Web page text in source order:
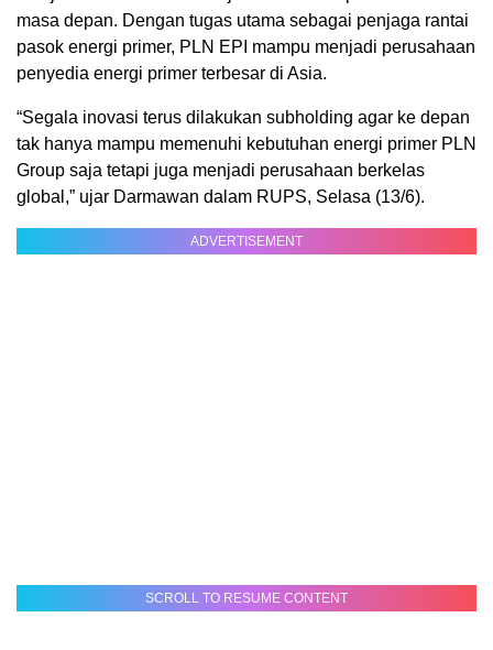
masa depan. Dengan tugas utama sebagai penjaga rantai
pasok energi primer, PLN EPI mampu menjadi perusahaan
penyedia energi primer terbesar di Asia.
“Segala inovasi terus dilakukan subholding agar ke depan
tak hanya mampu memenuhi kebutuhan energi primer PLN
Group saja tetapi juga menjadi perusahaan berkelas
global,” ujar Darmawan dalam RUPS, Selasa (13/6).
ADVERTISEMENT
SCROLL TO RESUME CONTENT